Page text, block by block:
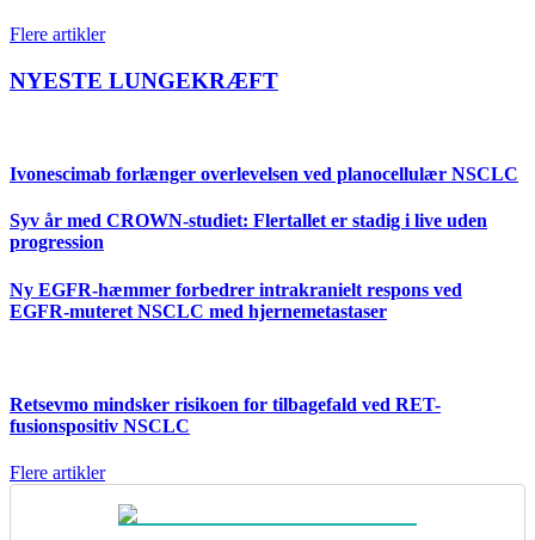
Flere artikler
NYESTE LUNGEKRÆFT
Ivonescimab forlænger overlevelsen ved planocellulær NSCLC
Syv år med CROWN-studiet: Flertallet er stadig i live uden
progression
Ny EGFR-hæmmer forbedrer intrakranielt respons ved
EGFR-muteret NSCLC med hjernemetastaser
Retsevmo mindsker risikoen for tilbagefald ved RET-
fusionspositiv NSCLC
Flere artikler